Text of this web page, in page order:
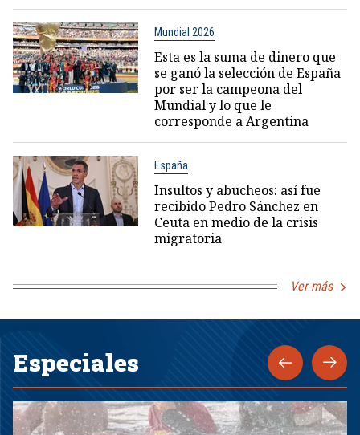
Mundial 2026
Esta es la suma de dinero que
se ganó la selección de España
por ser la campeona del
Mundial y lo que le
corresponde a Argentina
España
Insultos y abucheos: así fue
recibido Pedro Sánchez en
Ceuta en medio de la crisis
migratoria
Ver más
Especiales